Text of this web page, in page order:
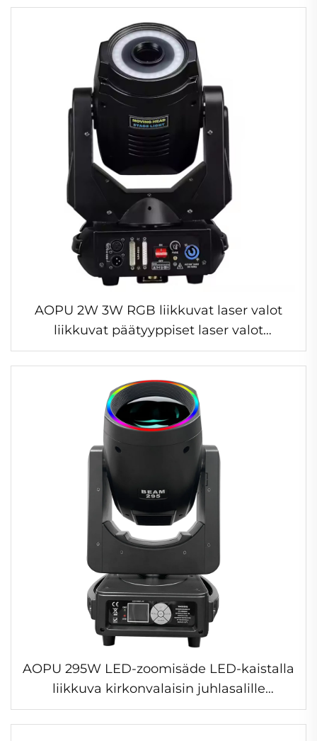
AOPU 2W 3W RGB liikkuvat laser valot
liikkuvat päätyyppiset laser valot
yökerhoon
AOPU 295W LED-zoomisäde LED-kaistalla
liikkuva kirkonvalaisin juhlasalille
seurueelle konserttiin